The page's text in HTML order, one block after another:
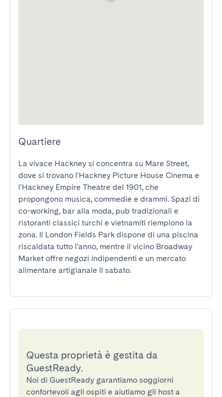
Quartiere
La vivace Hackney si concentra su Mare Street,
dove si trovano l'Hackney Picture House Cinema e
l'Hackney Empire Theatre del 1901, che
propongono musica, commedie e drammi. Spazi di
co-working, bar alla moda, pub tradizionali e
ristoranti classici turchi e vietnamiti riempiono la
zona. Il London Fields Park dispone di una piscina
riscaldata tutto l'anno, mentre il vicino Broadway
Market offre negozi indipendenti e un mercato
alimentare artigianale il sabato.
Questa proprietà è gestita da
GuestReady.
Noi di GuestReady garantiamo soggiorni
confortevoli agli ospiti e aiutiamo gli host a